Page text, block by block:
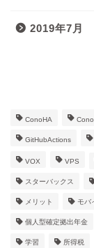
2019年7月
ConoHA
GitHubActions
VOX VPS
スターバックス
メリット モバ
個人型確定拠出年金
学習 所得税